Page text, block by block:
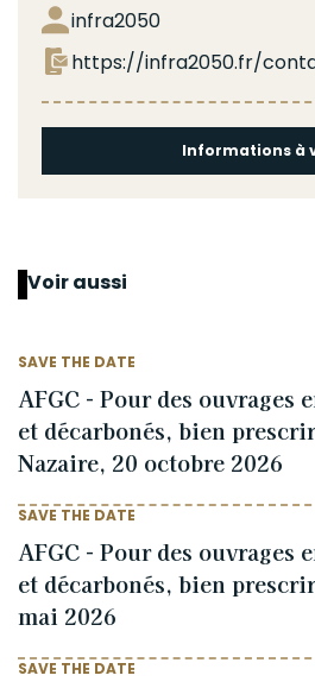
infra2050
https://infra2050.fr/
Informations à
Voir aussi
SAVE THE DATE
AFGC - Pour des ouvrages
et décarbonés, bien
Nazaire, 20 octobre 2026
SAVE THE DATE
AFGC - Pour des ouvrages
et décarbonés, bien
mai 2026
SAVE THE DATE